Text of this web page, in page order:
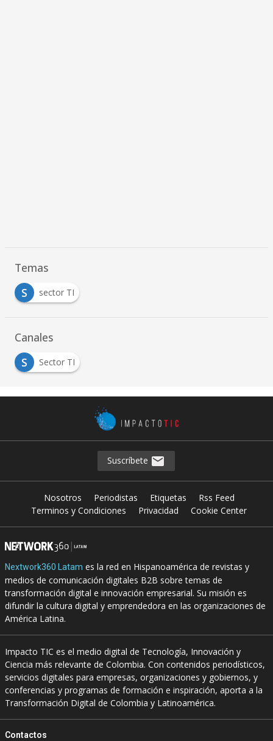
Temas
S
sector TI
Canales
S
Sector TI
Suscríbete
Nosotros Periodistas Etiquetas
Rss Feed
Terminos y Condiciones
Privacidad Cookie Center
Nextwork360 Latam es la red en Hispanoamérica de revistas y
medios de comunicación digitales B2B sobre temas de
transformación digital e innovación empresarial. Su misión es
difundir la cultura digital y emprendedora en las organizaciones de
América Latina.
Impacto TIC es el medio digital de Tecnología, Innovación y
Ciencia más relevante de Colombia. Con contenidos periodísticos,
servicios digitales para empresas, organizaciones y gobiernos, y
conferencias y programas de formación e inspiración, aporta a la
Transformación Digital de Colombia y Latinoamérica.
Contactos